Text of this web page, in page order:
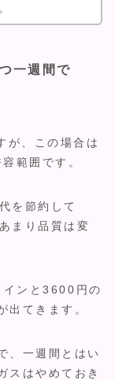
一週間で
が、この場合は
範囲です。
を節約して
まり品質は変
ンと3600円の
出てきます。
、一週間とはい
スはやめておき